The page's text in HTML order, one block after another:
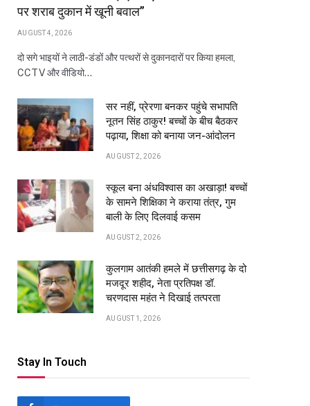
पर शराब दुकान में खूनी बवाल”
AUGUST 4, 2026
दो सगे भाइयों ने लाठी-डंडों और पत्थरों से दुकानदारों पर किया हमला,
CCTV और वीडियो…
सर नहीं, प्रेरणा बनकर पहुंचे सभापति
नूतन सिंह ठाकुर! बच्चों के बीच बैठकर
पढ़ाया, शिक्षा को बनाया जन-आंदोलन
AUGUST 2, 2026
स्कूल बना अंधविश्वास का अखाड़ा! बच्चों
के सामने शिक्षिका ने कराया तंत्र, गुम
बाली के लिए दिलवाई कसम
AUGUST 2, 2026
कुलगाम आतंकी हमले में छत्तीसगढ़ के दो
मजदूर शहीद, नेता प्रतिपक्ष डॉ.
चरणदास महंत ने दिखाई तत्परता
AUGUST 1, 2026
Stay In Touch